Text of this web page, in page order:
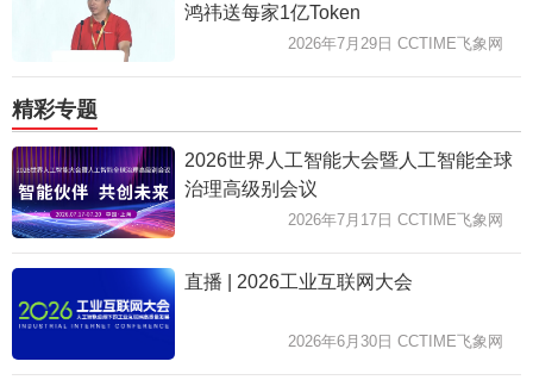
鸿祎送每家1亿Token
2026年7月29日 CCTIME飞象网
精彩专题
2026世界人工智能大会暨人工智能全球
治理高级别会议
2026年7月17日 CCTIME飞象网
直播 | 2026工业互联网大会
2026年6月30日 CCTIME飞象网